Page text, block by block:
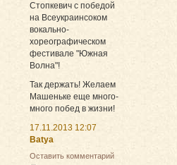
Стопкевич с победой
на Всеукраинсоком
вокально-
хореографическом
фестивале "Южная
Волна"!
Так держать! Желаем
Машеньке еще много-
много побед в жизни!
17.11.2013 12:07
Batya
Оставить комментарий